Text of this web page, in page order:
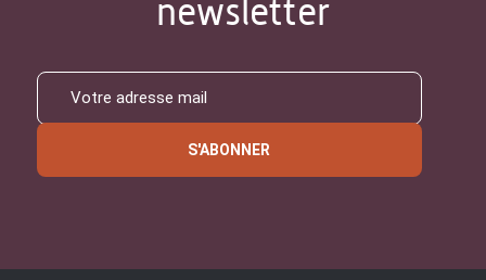
newsletter
S'ABONNER